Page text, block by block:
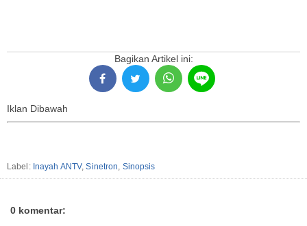
Bagikan Artikel ini:
Iklan Dibawah
Label: Inayah ANTV,Sinetron, Sinopsis
0 komentar: